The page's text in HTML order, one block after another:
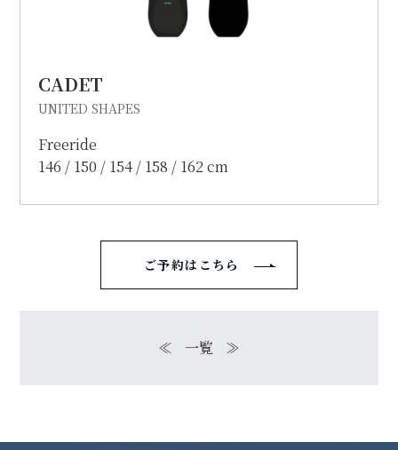
CADET
UNITED SHAPES
Freeride
146 / 150 / 154 / 158 / 162 cm
ご予約はこちら
≪ 一覧 ≫